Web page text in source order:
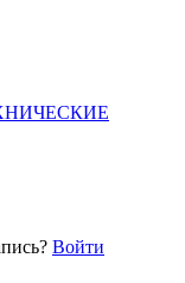
Войти